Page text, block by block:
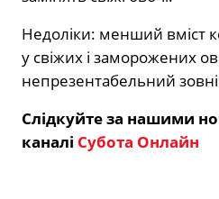
Недоліки: менший вміст
у свіжих і заморожених
непрезентабельний
Слідкуйте за нашими
каналі Субота Онлайн